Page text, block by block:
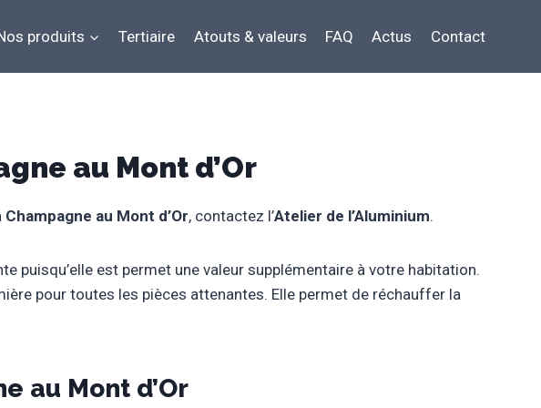
produits Tertiaire Atouts & valeurs FAQ Actus Contact
au Mont d’Or
Champagne au Mont d’Or, contactez l’Atelier de l’Aluminium.
puisqu’elle est permet une valeur supplémentaire à votre habitation.
pour toutes les pièces attenantes. Elle permet de réchauffer la
au Mont d’Or